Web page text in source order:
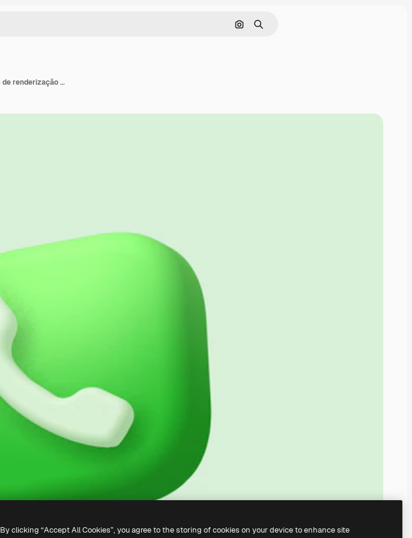
Pesquisar por imagem
Buscar
Modelo de página de destino verde de serviço de chamadas de renderização 3D com ilustração de ícones flutuantes
By clicking “Accept All Cookies”, you agree to the storing of cookies on your device to enhance site